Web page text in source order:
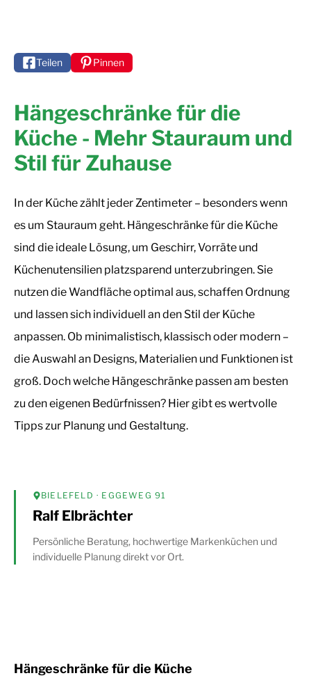
Teilen Pinnen
Hängeschränke für die
Küche - Mehr Stauraum und
Stil für Zuhause
In der Küche zählt jeder Zentimeter – besonders wenn
es um Stauraum geht. Hängeschränke für die Küche
sind die ideale Lösung, um Geschirr, Vorräte und
Küchenutensilien platzsparend unterzubringen. Sie
nutzen die Wandfläche optimal aus, schaffen Ordnung
und lassen sich individuell an den Stil der Küche
anpassen. Ob minimalistisch, klassisch oder modern –
die Auswahl an Designs, Materialien und Funktionen ist
groß. Doch welche Hängeschränke passen am besten
zu den eigenen Bedürfnissen? Hier gibt es wertvolle
Tipps zur Planung und Gestaltung.
BIELEFELD · EGGEWEG 91
Ralf Elbrächter
Persönliche Beratung, hochwertige Markenküchen und
individuelle Planung direkt vor Ort.
Hängeschränke für die Küche